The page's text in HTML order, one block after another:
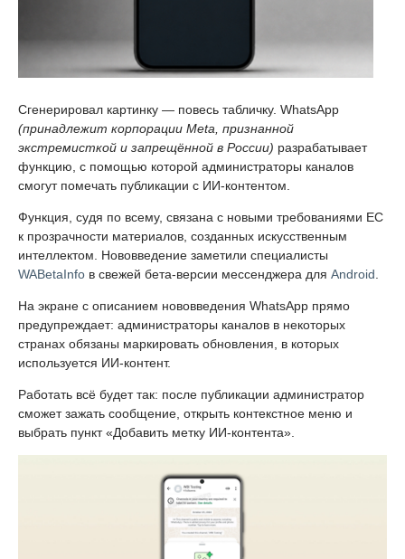
Сгенерировал картинку — повесь табличку. WhatsApp
(принадлежит корпорации Meta, признанной
экстремисткой и запрещённой в России) разрабатывает
функцию, с помощью которой администраторы каналов
смогут помечать публикации с ИИ-контентом.
Функция, судя по всему, связана с новыми требованиями ЕС
к прозрачности материалов, созданных искусственным
интеллектом. Нововведение заметили специалисты
WABetaInfo в свежей бета-версии мессенджера для Android
На экране с описанием нововведения WhatsApp прямо
предупреждает: администраторы каналов в некоторых
странах обязаны маркировать обновления, в которых
используется ИИ-контент.
Работать всё будет так: после публикации администратор
сможет зажать сообщение, открыть контекстное меню и
выбрать пункт «Добавить метку ИИ-контента».